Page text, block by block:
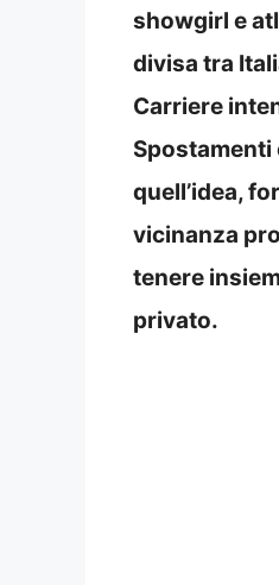
showgirl e
divisa tra
Carriere
Spostamenti
quell’idea,
vicinanza
tenere
privato.